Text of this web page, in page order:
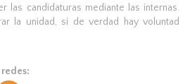
las candidaturas mediante las internas.
la unidad, si de verdad hay voluntad